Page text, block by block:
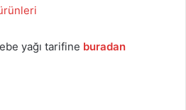
yağı tarifine buradan